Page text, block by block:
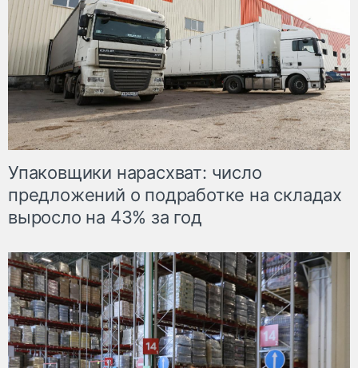
Упаковщики нарасхват: число
предложений о подработке на складах
выросло на 43% за год